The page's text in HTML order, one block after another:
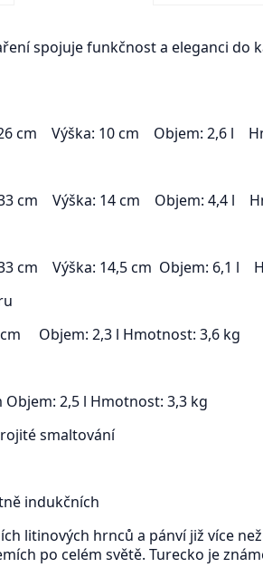
spojuje funkčnost a eleganci do
cm Výška: 10 cm Objem: 2,6 l
cm Výška: 14 cm Objem: 4,4 l
cm Výška: 14,5 cm Objem: 6,1 l
Objem: 2,3 l Hmotnost: 3,6 kg
Objem: 2,5 l Hmotnost: 3,3 kg
smaltování
indukčních
litinových hrnců a pánví již více
po celém světě. Turecko je